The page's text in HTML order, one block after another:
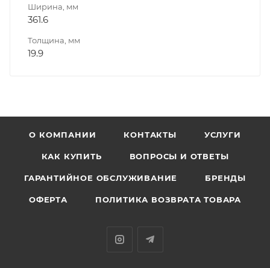
Ширина, мм
361.6
Толщина, мм
19.9
О КОМПАНИИ КОНТАКТЫ УСЛУГИ
КАК КУПИТЬ ВОПРОСЫ И ОТВЕТЫ
ГАРАНТИЙНОЕ ОБСЛУЖИВАНИЕ БРЕНДЫ
ОФЕРТА ПОЛИТИКА ВОЗВРАТА ТОВАРА